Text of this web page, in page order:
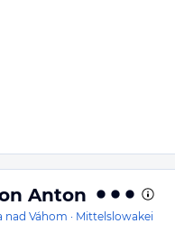
Anton
nad Váhom · Mittelslowakei